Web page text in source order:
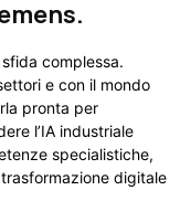
complessa.
e con il mondo
pronta per
l’IA industriale
specialistiche,
digitale